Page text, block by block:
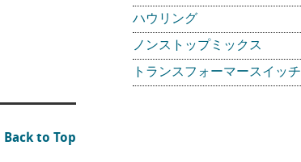
ハウリング
ノンストップミックス
トランスフォーマースイッチ
Back to Top